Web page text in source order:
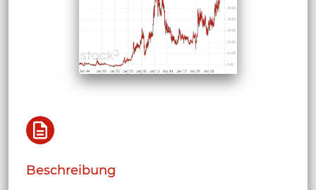
Beschreibung